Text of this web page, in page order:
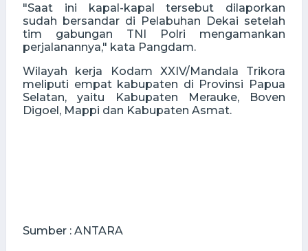
"Saat ini kapal-kapal tersebut dilaporkan
sudah bersandar di Pelabuhan Dekai setelah
tim gabungan TNI Polri mengamankan
perjalanannya," kata Pangdam.
Wilayah kerja Kodam XXIV/Mandala Trikora
meliputi empat kabupaten di Provinsi Papua
Selatan, yaitu Kabupaten Merauke, Boven
Digoel, Mappi dan Kabupaten Asmat.
Sumber : ANTARA